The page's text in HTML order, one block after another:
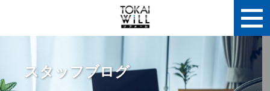
スタッフブログ